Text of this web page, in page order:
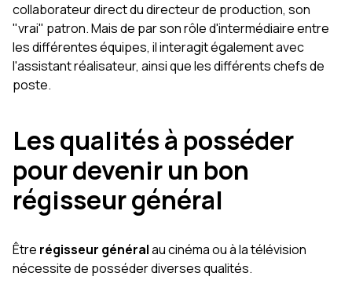
collaborateur direct du directeur de production, son
"vrai" patron. Mais de par son rôle d'intermédiaire entre
les différentes équipes, il interagit également avec
l'assistant réalisateur, ainsi que les différents chefs de
poste.
Les qualités à posséder
pour devenir un bon
régisseur général
Être régisseur généralau cinéma ou à la télévision
nécessite de posséder diverses qualités.